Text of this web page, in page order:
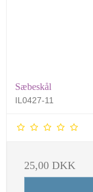
Sæbeskål
IL0427-11
25,00 DKK